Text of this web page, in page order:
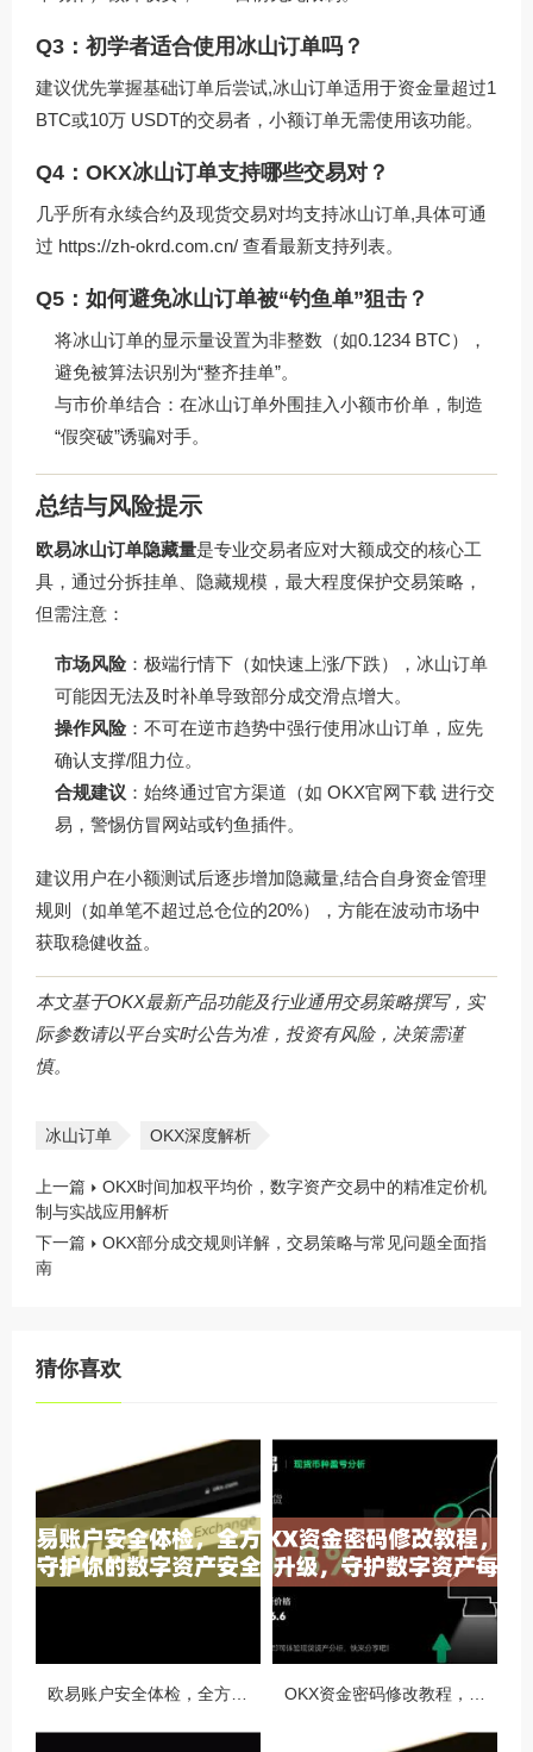
Q3：初学者适合使用冰山订单吗？
建议优先掌握基础订单后尝试,冰山订单适用于资金量超过1
BTC或10万 USDT的交易者，小额订单无需使用该功能。
Q4：OKX冰山订单支持哪些交易对？
几乎所有永续合约及现货交易对均支持冰山订单,具体可通
过 https://zh-okrd.com.cn/ 查看最新支持列表。
Q5：如何避免冰山订单被“钓鱼单”狙击？
将冰山订单的显示量设置为非整数（如0.1234 BTC），
避免被算法识别为“整齐挂单”。
与市价单结合：在冰山订单外围挂入小额市价单，制造
“假突破”诱骗对手。
总结与风险提示
欧易冰山订单隐藏量是专业交易者应对大额成交的核心工
具，通过分拆挂单、隐藏规模，最大程度保护交易策略，
但需注意：
市场风险：极端行情下（如快速上涨/下跌），冰山订单
可能因无法及时补单导致部分成交滑点增大。
操作风险：不可在逆市趋势中强行使用冰山订单，应先
确认支撑/阻力位。
合规建议 ：始终通过官方渠道（如 OKX官网下载 进行交
易，警惕仿冒网站或钓鱼插件。
建议用户在小额测试后逐步增加隐藏量,结合自身资金管理
规则（如单笔不超过总仓位的20%），方能在波动市场中
获取稳健收益。
本文基于OKX最新产品功能及行业通用交易策略撰写，实
际参数请以平台实时公告为准，投资有风险，决策需谨
慎。
冰山订单 OKX深度解析
上一篇
OKX时间加权平均价，数字资产交易中的精准定价机
制与实战应用解析
下一篇
OKX部分成交规则详解，交易策略与常见问题全面指
南
猜你喜欢